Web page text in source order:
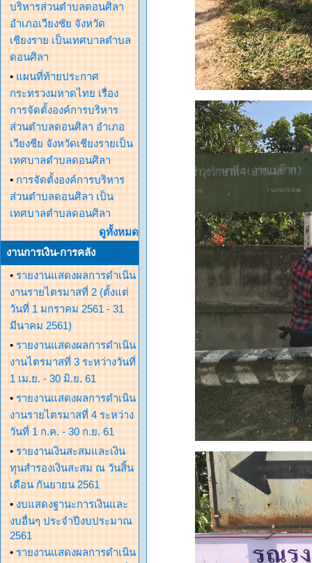
บริหารส่วนตำบลดอนศิลา
อำเภอเวียงชัย จังหวัด
เชียงราย เป็นเทศบาลตำบล
ดอนศิลา
• แผนที่ท้ายประกาศ
กระทรวงมหาดไทย เรื่อง
การจัดตั้งองค์การบริหาร
ส่วนตำบลดอนศิลา อำเภอ
เวียงชีย จังหวัดเชียงรายเป็น
เทศบาลตำบลดอนศิลา
• การจัดตั้งองค์การบริหาร
ส่วนตำบลดอนศิลา เป็น
เทศบาลตำบลดอนศิลา
ดูทั้งหมด
งานการเงิน-การคลัง
• รายงานแสดงผลการดำเนิน
งานรายไตรมาสที่ 2 (ตั้งแต่
วันที่ 1 มกราคม 2561 - 31
มีนาคม 2561)
• รายงานแสดงผลการดำเนิน
งานไตรมาสที่ 3 ระหว่างวันที่
1 เม.ย. - 30 มิ.ย. 61
• รายงานแสดงผลการดำเนิน
งานรายไตรมาสที่ 4 ระหว่าง
วันที่ 1 ก.ค. - 30 ก.ย. 61
• รายงานเงินสะสมและเงิน
ทุนสำรองเงินสะสม ณ วันสิ้น
เดือน กันยายน 2561
• งบแสดงฐานะการเงินและ
งบอื่นๆ ประจำปีงบประมาณ
2561
• รายงานแสดงผลการดำเนิน